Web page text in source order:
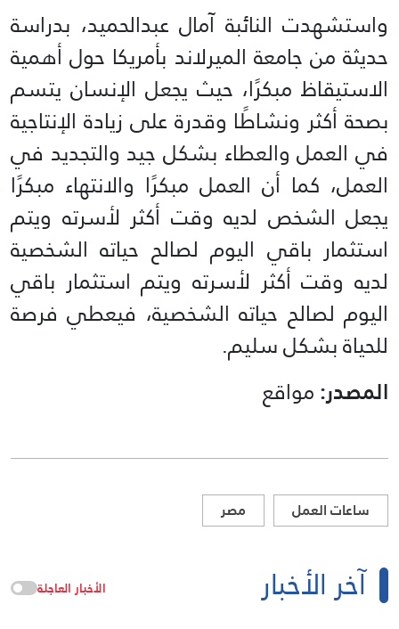
واستشهدت النائبة آمال عبدالحميد، بدراسة
حديثة من جامعة الميرلاند بأمريكا حول أهمية
الاستيقاظ مبكرًا، حيث يجعل الإنسان يتسم
بصحة أكثر ونشاطًا وقدرة على زيادة الإنتاجية
في العمل والعطاء بشكل جيد والتجديد في
العمل، كما أن العمل مبكرًا والانتهاء مبكرًا
يجعل الشخص لديه وقت أكثر لأسرته ويتم
استثمار باقي اليوم لصالح حياته الشخصية
لديه وقت أكثر لأسرته ويتم استثمار باقي
اليوم لصالح حياته الشخصية، فيعطي فرصة
للحياة بشكل سليم.
المصدر:مواقع
ساعات العمل مصر
آخر الأخبار الأخبار العاجلة